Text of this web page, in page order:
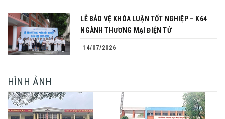
LỄ BẢO VỆ KHÓA LUẬN TỐT NGHIỆP – K64
NGÀNH THƯƠNG MẠI ĐIỆN TỬ
14/07/2026
HÌNH ẢNH